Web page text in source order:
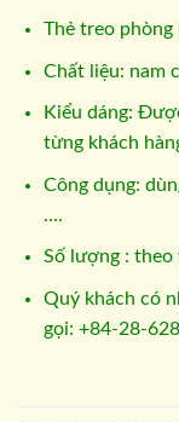
Thẻ treo phòng
Chất liệu: nam
Kiểu dáng:
từng khách
Công dụng:
….
Số lượng : theo
Quý khách có
gọi: +84-28-